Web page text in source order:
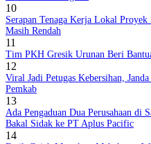
10
Serapan Tenaga Kerja Lokal
Masih Rendah
11
Tim PKH Gresik Urunan Beri
12
Viral Jadi Petugas Kebersihan,
Pemkab
13
Ada Pengaduan Dua Perusahaan
Bakal Sidak ke PT Aplus Pacific
14